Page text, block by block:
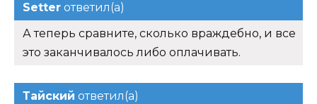
Setter ответил(а)
А теперь сравните, сколько враждебно, и все
это заканчивалось либо оплачивать.
Тайский ответил(а)